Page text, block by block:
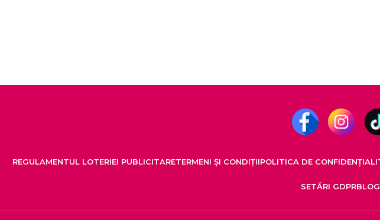
REGULAMENTUL LOTERIEI PUBLICITARETERMENI ȘI CONDIȚIIPOLITICA DE
SETĂRI GDPRBLOG